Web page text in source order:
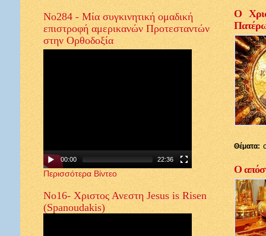
Νο284 - Μία συγκινητική ομαδική
επιστροφή αμερικανών Προτεσταντών
στην Ορθοδοξία
00:00 22:36
Περισσότερα Βίντεο
Νο16- Χριστος Ανεστη Jesus is Risen
(Spanoudakis)
Ο
Θέματα:
Ο